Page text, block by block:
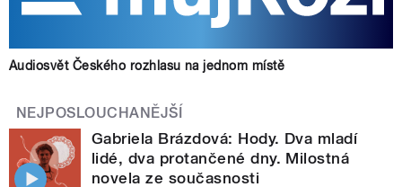
Audiosvět Českého rozhlasu na jednom místě
NEJPOSLOUCHANĚJŠÍ
Gabriela Brázdová: Hody. Dva mladí
lidé, dva protančené dny. Milostná
novela ze současnosti